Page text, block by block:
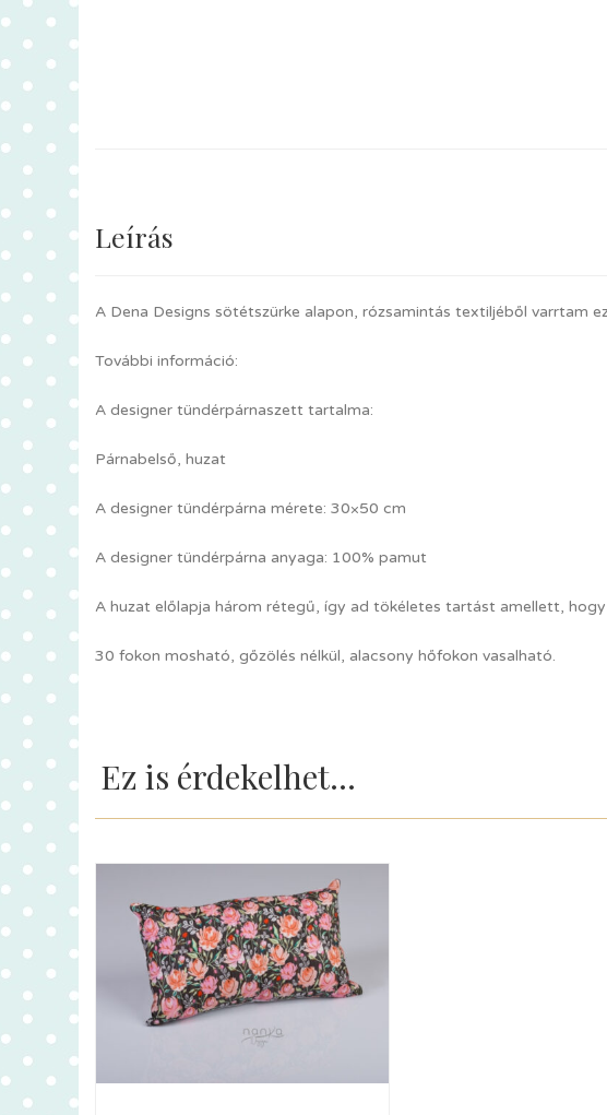
Leírás
A Dena Designs sötétszürke alapon, rózsamintás textiljéből varrtam
További információ:
A designer tündérpárnaszett tartalma:
Párnabelső, huzat
A designer tündérpárna mérete: 30×50 cm
A designer tündérpárna anyaga: 100% pamut
A huzat előlapja három rétegű, így ad tökéletes tartást amellett,
30 fokon mosható, gőzölés nélkül, alacsony hőfokon vasalható.
Ez is érdekelhet...